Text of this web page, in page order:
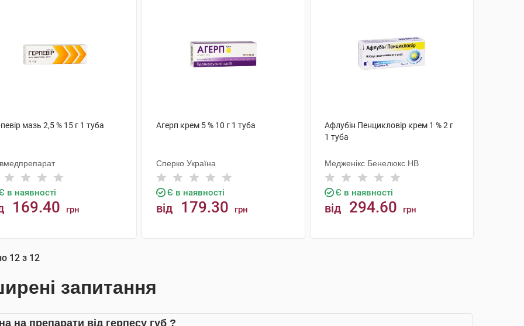
мазь 2,5 % 15 г 1 туба
в наявності
169.40 грн
Агерп крем 5 % 10 г 1 туба
Сперко Україна
Є в наявності
від 179.30 грн
Афлубін Пенцикловір крем 1 % 2 г
1 туба
Медженікс Бенелюкс НВ
Є в наявності
від 294.60 грн
12 з 12
запитання
на препарати від герпесу губ ?